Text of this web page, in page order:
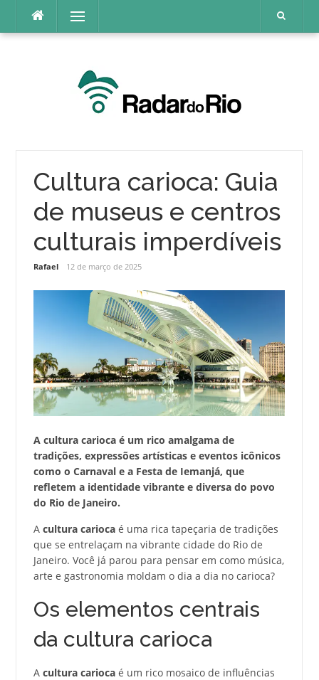
o
Menu
Cultura carioca: Guia
de museus e centros
culturais imperdíveis
Rafael 12 de março de 2025
A cultura carioca é um rico amalgama de
tradições, expressões artísticas e eventos icônicos
como o Carnaval e a Festa de Iemanjá, que
refletem a identidade vibrante e diversa do povo
do Rio de Janeiro.
A cultura cariocaé uma rica tapeçaria de tradições
que se entrelaçam na vibrante cidade do Rio de
Janeiro. Você já parou para pensar em como música,
arte e gastronomia moldam o dia a dia no carioca?
Os elementos centrais
da cultura carioca
A cultura cariocaé um rico mosaico de influências